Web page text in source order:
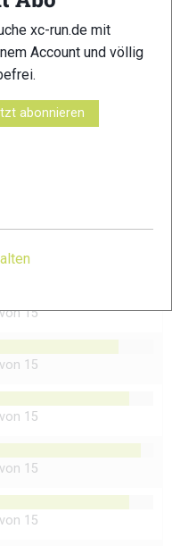
15
15
15
15
15
xc-run.de mit
Account und völlig
abonnieren